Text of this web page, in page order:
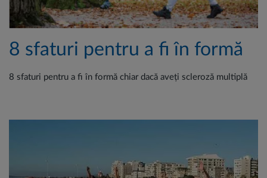
8 sfaturi pentru a fi în formă
8 sfaturi pentru a fi în formă chiar dacă aveți scleroză multiplă